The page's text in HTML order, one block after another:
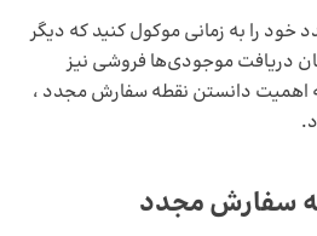
را به زمانی موکول کنید که دیگر
دریافت موجودی‌ها فروشی نیز
اهمیت دانستن نقطه سفارش مجدد ،
سفارش مجدد